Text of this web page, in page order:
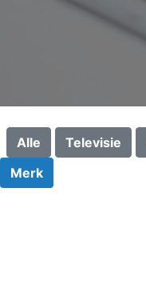
Alle Televisie
Merk